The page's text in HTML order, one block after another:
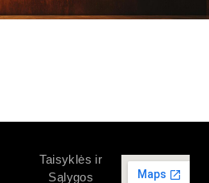
Taisyklės ir
Sąlygos